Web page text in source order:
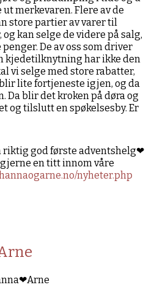
merkevaren. Flere av de
store partier av varer til
kan selge de videre på salg,
De av oss som driver
kjedetilknytning har ikke den
vi selge med store rabatter,
lite fortjeneste igjen, og da
Da blir det kroken på døra og
og tilslutt en spøkelsesby. Er
riktig god første adventshelg❤
en titt innom våre
nyheter.php